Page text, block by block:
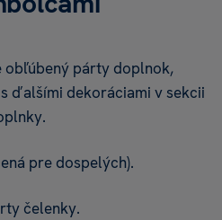
obľúbený párty doplnok,
ďalšími dekoráciami v sekcii
pre dospelých).
čelenky.